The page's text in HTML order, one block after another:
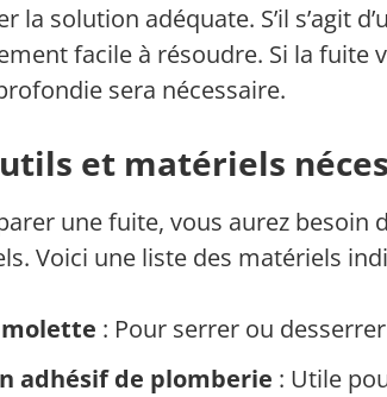
la solution adéquate. S’il s’agit
facile à résoudre. Si la fuite
sera nécessaire.
et matériels
une fuite, vous aurez besoin
Voici une liste des matériels
molette : Pour serrer ou
adhésif de plomberie : Utile